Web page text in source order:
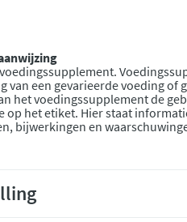
van een gevarieerde voeding of
het voedingssupplement de
op het etiket. Hier staat
bijwerkingen en